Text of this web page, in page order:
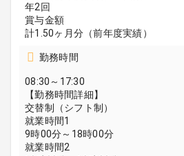
年2回
賞与金額
計1.50ヶ月分（前年度実績）
勤務時間
08:30～17:30
【勤務時間詳細】
交替制（シフト制）
就業時間1
9時00分～18時00分
就業時間2